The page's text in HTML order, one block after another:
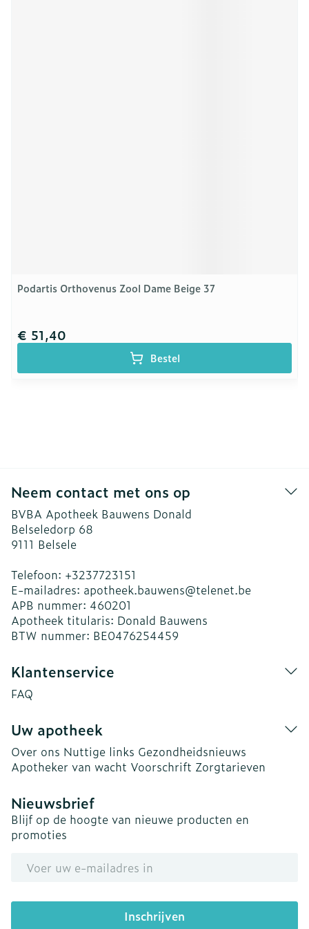
Podartis Orthovenus Zool Dame Beige 37
€ 51,40
Bestel
Neem contact met ons op
BVBA Apotheek Bauwens Donald
Belseledorp 68
9111 Belsele
Telefoon: +3237723151
E-mailadres: apotheek.bauwens@telenet.be
APB nummer: 460201
Apotheek titularis: Donald Bauwens
BTW nummer: BE0476254459
Klantenservice
FAQ
Uw apotheek
Over ons Nuttige links Gezondheidsnieuws
Apotheker van wacht Voorschrift Zorgtarieven
Nieuwsbrief
Blijf op de hoogte van nieuwe producten en
promoties
Inschrijven